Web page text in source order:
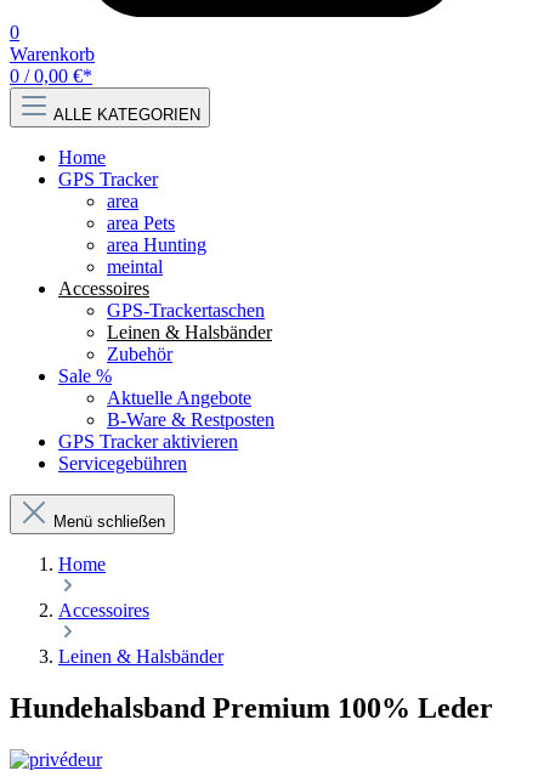
0
Warenkorb
0 / 0,00 €*
ALLE KATEGORIEN
Home
GPS Tracker
area
area Pets
area Hunting
meintal
Accessoires
GPS-Trackertaschen
Leinen & Halsbänder
Zubehör
Sale %
Aktuelle Angebote
B-Ware & Restposten
GPS Tracker aktivieren
Servicegebühren
Menü schließen
Home
Accessoires
Leinen & Halsbänder
Hundehalsband Premium 100% Leder